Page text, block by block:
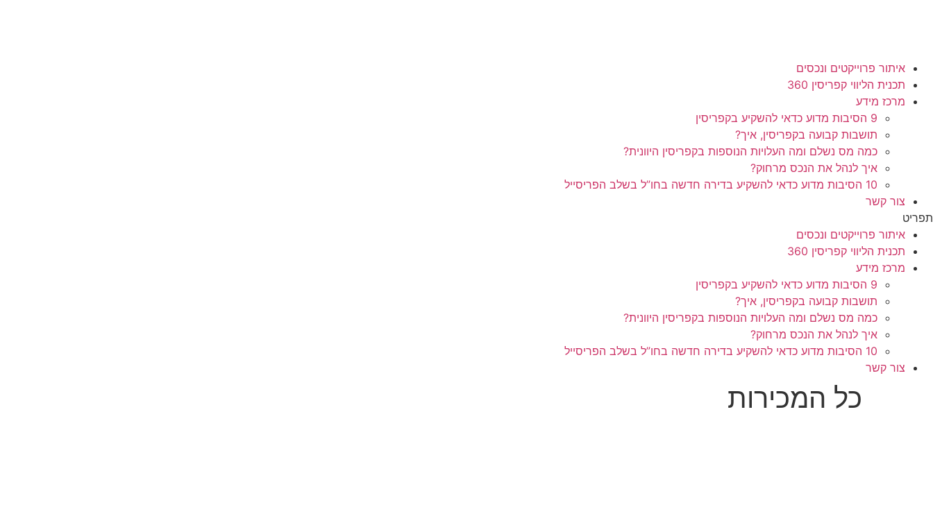
איתור פרוייקטים ונכסים
תכנית הליווי קפריסין 360
מרכז מידע
9 הסיבות מדוע כדאי להשקיע בקפריסין
תושבות קבועה בקפריסין, איך?
כמה מס נשלם ומה העלויות הנוספות בקפריסין היוונית?
איך לנהל את הנכס מרחוק?
10 הסיבות מדוע כדאי להשקיע בדירה חדשה בחו”ל בשלב הפריסייל
צור קשר
תפריט
איתור פרוייקטים ונכסים
תכנית הליווי קפריסין 360
מרכז מידע
9 הסיבות מדוע כדאי להשקיע בקפריסין
תושבות קבועה בקפריסין, איך?
כמה מס נשלם ומה העלויות הנוספות בקפריסין היוונית?
איך לנהל את הנכס מרחוק?
10 הסיבות מדוע כדאי להשקיע בדירה חדשה בחו”ל בשלב הפריסייל
צור קשר
כל המכירות